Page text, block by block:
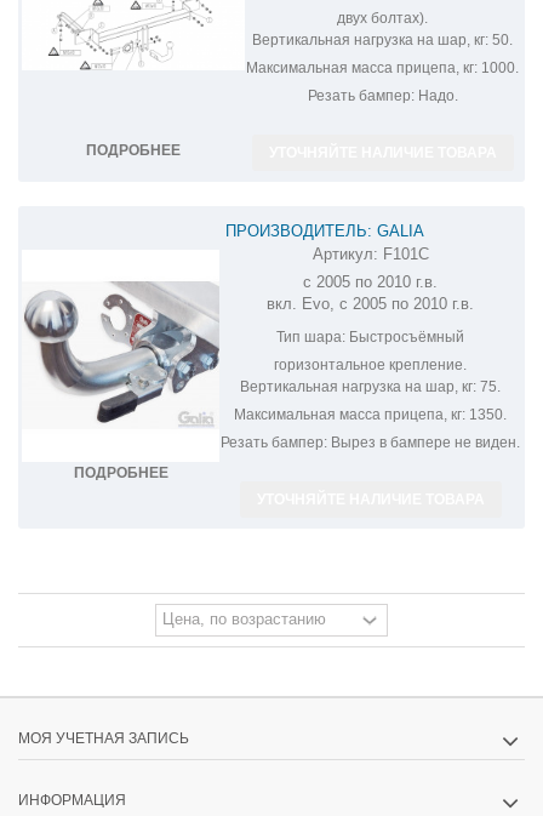
ПОДРОБНЕЕ
двух болтах).
Вертикальная нагрузка на шар, кг: 50.
Максимальная масса прицепа, кг: 1000.
Резать бампер:Надо.
ПОДРОБНЕЕ
ПРОИЗВОДИТЕЛЬ: GALIA
ОЦИНКОВАННЫЙ ФАРКОП НА FIAT
GRANDE PUNTO F101C
Артикул: F101C
с 2005 по 2010 г.в.
вкл. Evo, с 2005 по 2010 г.в.
Тип шара: Быстросъёмный
горизонтальное крепление.
Вертикальная нагрузка на шар, кг: 75.
Максимальная масса прицепа, кг: 1350.
Резать бампер: Вырез в бампере не виден.
МОЯ УЧЕТНАЯ ЗАПИСЬ
ИНФОРМАЦИЯ